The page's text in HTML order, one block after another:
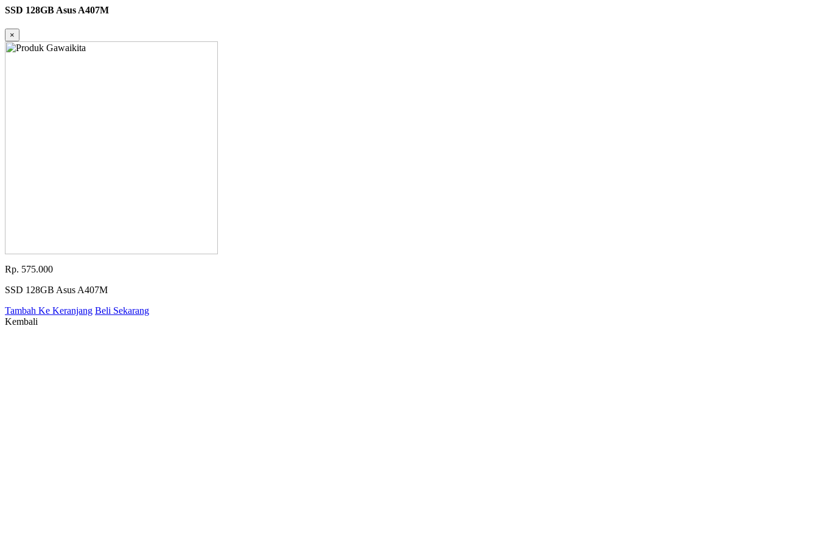
SSD 128GB Asus A407M
×
Rp. 575.000
SSD 128GB Asus A407M
Tambah Ke Keranjang Beli Sekarang
Kembali